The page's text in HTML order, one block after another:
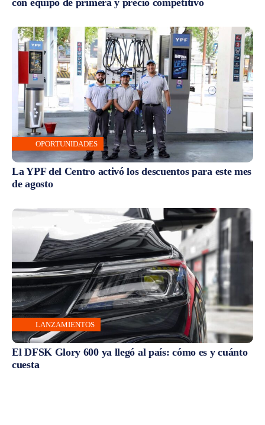
con equipo de primera y precio competitivo
OPORTUNIDADES
La YPF del Centro activó los descuentos para este mes
de agosto
LANZAMIENTOS
El DFSK Glory 600 ya llegó al país: cómo es y cuánto
cuesta